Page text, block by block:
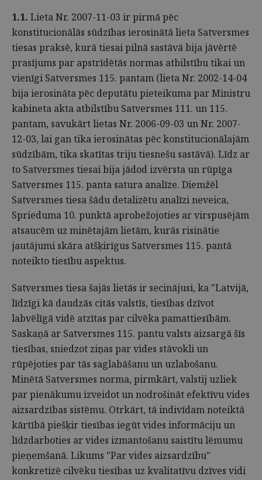
1.1. Lieta Nr. 2007-11-03 ir pirmā pēc
konstitucionālās sūdzības ierosinātā lieta Satversmes
tiesas praksē, kurā tiesai pilnā sastāvā bija jāvērtē
prasījums par apstrīdētās normas atbilstību tikai un
vienīgi Satversmes 115. pantam (lieta Nr. 2002-14-04
bija ierosināta pēc deputātu pieteikuma par Ministru
kabineta akta atbilstību Satversmes 111. un 115.
pantam, savukārt lietas Nr. 2006-09-03 un Nr. 2007-
12-03, lai gan tika ierosinātas pēc konstitucionālajām
sūdzībām, tika skatītas triju tiesnešu sastāvā). Līdz ar
to Satversmes tiesai bija jādod izvērsta un rūpīga
Satversmes 115. panta satura analīze. Diemžēl
Satversmes tiesa šādu detalizētu analīzi neveica,
Sprieduma 10. punktā aprobežojoties ar virspusējām
atsaucēm uz minētajām lietām, kurās risinātie
jautājumi skāra atšķirīgus Satversmes 115. pantā
noteikto tiesību aspektus.
Satversmes tiesa šajās lietās ir secinājusi, ka "Latvijā,
līdzīgi kā daudzās citās valstīs, tiesības dzīvot
labvēlīgā vidē atzītas par cilvēka pamattiesībām.
Saskaņā ar Satversmes 115. pantu valsts aizsargā šīs
tiesības, sniedzot ziņas par vides stāvokli un
rūpējoties par tās saglabāšanu un uzlabošanu.
Minētā Satversmes norma, pirmkārt, valstij uzliek
par pienākumu izveidot un nodrošināt efektīvu vides
aizsardzības sistēmu. Otrkārt, tā indivīdam noteiktā
kārtībā piešķir tiesības iegūt vides informāciju un
līdzdarboties ar vides izmantošanu saistītu lēmumu
pieņemšanā. Likums "Par vides aizsardzību"
konkretizē cilvēku tiesības uz kvalitatīvu dzīves vidi